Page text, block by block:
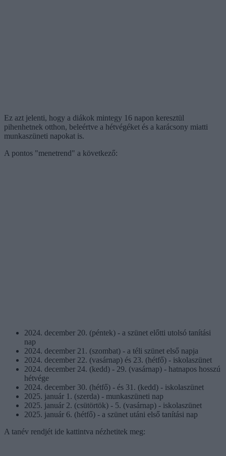
Ez azt jelenti, hogy a diákok mintegy 16 napon keresztül
pihenhetnek otthon, beleértve a hétvégéket és a karácsony miatti
munkaszüneti napokat is.
A pontos "menetrend" a következő:
2024. december 20. (péntek) - a szünet előtti utolsó tanítási
nap
2024. december 21. (szombat) - a téli szünet első napja
2024. december 22. (vasárnap) és 23. (hétfő) - iskolaszünet
2024. december 24. (kedd) - 29. (vasárnap) - hatnapos hosszú
hétvége
2024. december 30. (hétfő) - és 31. (kedd) - iskolaszünet
2025. január 1. (szerda) - munkaszüneti nap
2025. január 2. (csütörtök) - 5. (vasárnap) - iskolaszünet
2025. január 6. (hétfő) - a szünet utáni első tanítási nap
A tanév rendjét ide kattintva nézhetitek meg: